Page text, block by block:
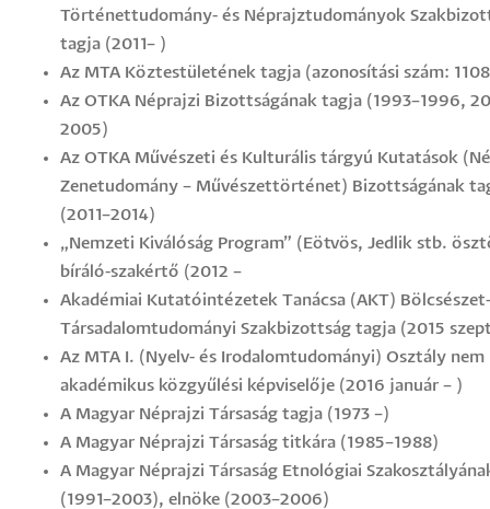
Történettudomány- és Néprajztudományok
tagja (2011– )
Az MTA Köztestületének tagja (azonosítási szám:
Az OTKA Néprajzi Bizottságának tagja (1993–1996,
2005)
Az OTKA Művészeti és Kulturális tárgyú Kutatások
Zenetudomány – Művészettörténet) Bizottságának
(2011–2014)
„Nemzeti Kiválóság Program” (Eötvös, Jedlik stb.
bíráló-szakértő (2012 –
Akadémiai Kutatóintézetek Tanácsa (AKT)
Társadalomtudományi Szakbizottság tagja (2015
Az MTA I. (Nyelv- és Irodalomtudományi) Osztály nem
akadémikus közgyűlési képviselője (2016 január – )
A Magyar Néprajzi Társaság tagja (1973 –)
A Magyar Néprajzi Társaság titkára (1985–1988)
A Magyar Néprajzi Társaság Etnológiai
(1991–2003), elnöke (2003–2006)